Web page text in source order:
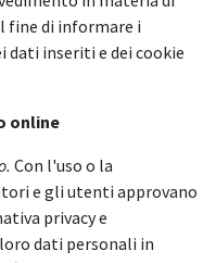
fine di informare i
dati inseriti e dei cookie
online
Con l'uso o la
e gli utenti approvano
privacy e
dati personali in